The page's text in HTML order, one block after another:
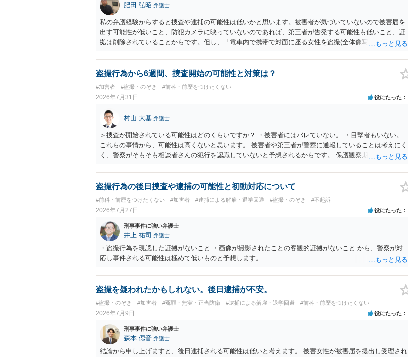
肥田 弘昭 弁護士
私の弁護経験からすると捜査や逮捕の可能性は低いかと思います。被害者が気づいていないので被害届を
出す可能性が低いこと、防犯カメラに映っていないのであれば、第三者が告発する可能性も低いこと、証
拠は削除されていることからです。但し、「電車内で携帯で対面に座る女性を盗撮(全体像写真1枚と5秒程
査段階では性的姿態等撮影罪の被疑事実で逮捕勾留されるケースが私の弁護経験では多くなった印象です
（最終的には不起訴ないし各都道府県の迷惑防止条例違反になることもあります）。2度としないことを
盗撮行為から6週間、捜査開始の可能性と対策は？
#加害者 #盗撮・のぞき #前科・前歴をつけたくない
2026年7月31日 役にたった
村山 大基 弁護士
＞捜査が開始されている可能性はどのくらいですか？ ・被害者にはバレていない。 ・目撃者もいない。
これらの事情から、可能性は高くないと思います。 被害者や第三者が警察に通報していることは考えにく
く、警察がそもそも相談者さんの犯行を認識していないと予想されるからです。 保護観察期間中とのこと
盗撮行為の後日捜査や逮捕の可能性と初動対応について
#前科・前歴をつけたくない #加害者 #逮捕による解雇・退学回避 #盗撮・のぞき #不起訴
2026年7月27日 役にたった
刑事事件に強い弁護士
井上 祐司 弁護士
・盗撮行為を現認した証拠がないこと ・画像が撮影されたことの客観的証拠がないこと から、警察が対
応し事件される可能性は極めて低いものと予想します。
盗撮を疑われたかもしれない。後日逮捕が不安。
#盗撮・のぞき #加害者 #冤罪・無実・正当防衛 #逮捕による解雇・退学回避 #前科・前歴をつけたくない
2026年7月9日 役にたった
刑事事件に強い弁護士
森本 偲音 弁護士
結論から申し上げますと、後日逮捕される可能性は低いと考えます。 被害女性が被害届を提出し受理され